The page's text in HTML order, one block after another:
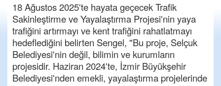
18 Ağustos 2025'te hayata geçecek Trafik
Sakinleştirme ve Yayalaştırma Projesi'nin yaya
trafiğini artırmayı ve kent trafiğini rahatlatmayı
hedeflediğini belirten Sengel, "Bu proje, Selçuk
Belediyesi'nin değil, bilimin ve kurumların
projesidir. Haziran 2024'te, İzmir Büyükşehir
Belediyesi'nden emekli, yayalaştırma projelerinde